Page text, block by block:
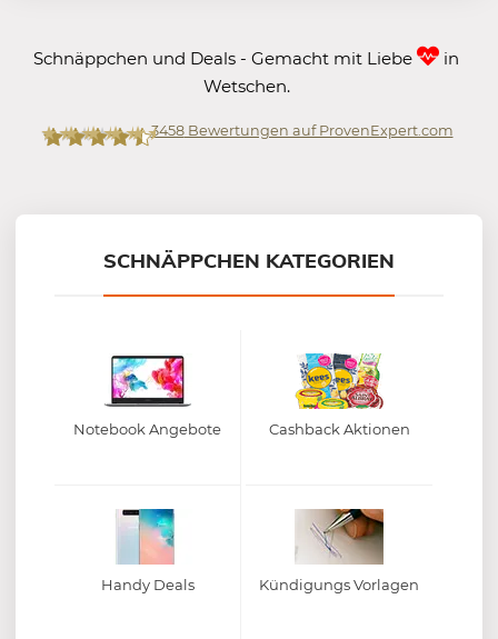
Schnäppchen und Deals - Gemacht mit Liebe
in
Wetschen.
3458Bewertungen auf ProvenExpert.com
SCHNÄPPCHEN KATEGORIEN
Notebook Angebote Cashback Aktionen
Handy Deals Kündigungs Vorlagen